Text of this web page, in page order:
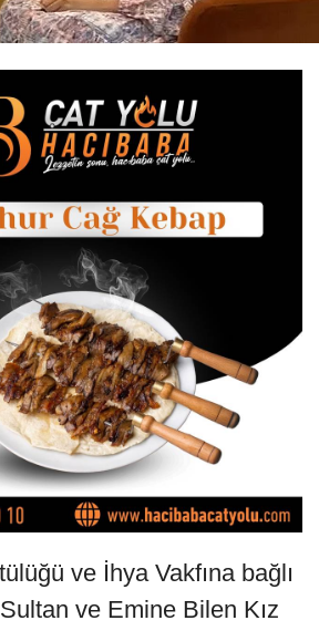
ve İhya Vakfına bağlı
ve Emine Bilen Kız